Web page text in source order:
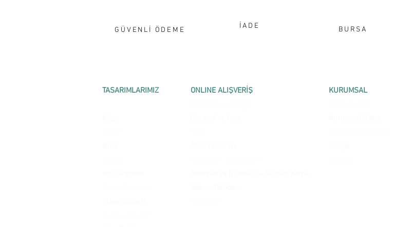
GÜVENLİ ÖDEME İADE BURSA
TASARIMLARIMIZ
ONLINE ALIŞVERİŞ
KURUMSAL